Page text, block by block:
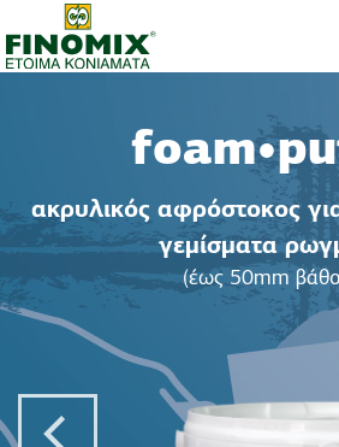
ακρυλικός αφρόστοκος
γεμίσματα
(έως 50mm
Previous Post